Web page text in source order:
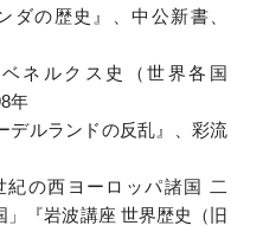
ダの歴史』、中公新書、
ネルクス史（世界各国
年
デルランドの反乱』、彩流
の西ヨーロッパ諸国 二
」『岩波講座 世界歴史（旧